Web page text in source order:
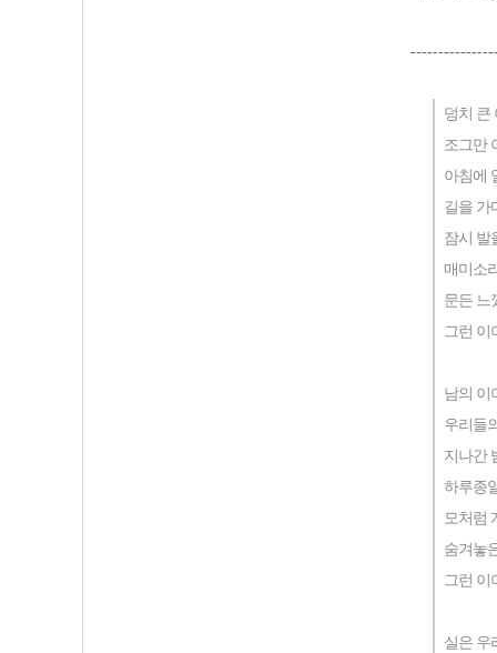
덩치 큰
조그만
아침에
길을 가
잠시 발
매미소
문든 느
그런 이
남의 이
우리들
지나간
하루종
모처럼
숨겨놓
그런 이
실은 우